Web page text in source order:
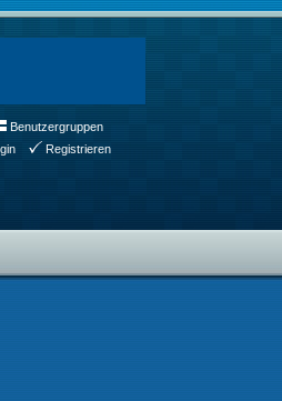
Benutzergruppen
Registrieren